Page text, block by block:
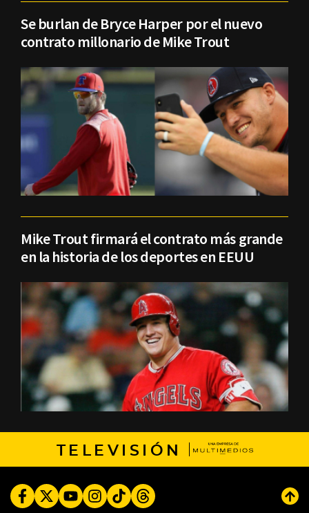
Se burlan de Bryce Harper por el nuevo
contrato millonario de Mike Trout
Mike Trout firmará el contrato más grande
en la historia de los deportes en EEUU
TELEVISIÓN
FacebookTwitterYoutubeInstagram
TikTokThreads